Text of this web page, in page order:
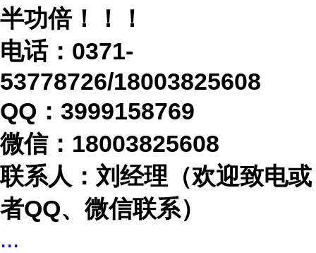
半功倍！！！
电话： 0371-
53778726/18003825608
QQ：3999158769
微信： 18003825608
联系人：刘经理（欢迎致电或
者QQ、微信联系）
...